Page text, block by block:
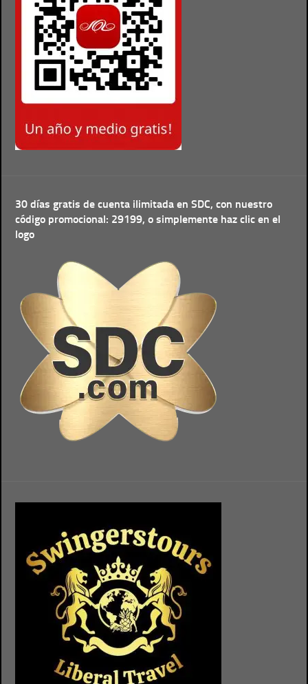
30 días gratis de cuenta ilimitada en SDC, con nuestro
código promocional: 29199, o simplemente haz clic en el
logo